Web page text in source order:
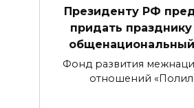
Президенту РФ
придать празднику
общенациональный
Фонд развития
отношений